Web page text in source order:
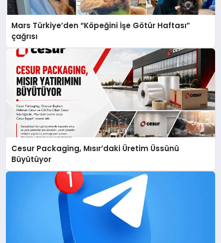
Mars Türkiye’den “Köpeğini İşe Götür Haftası”
çağrısı
Cesur Packaging, Mısır’daki Üretim Üssünü
Büyütüyor